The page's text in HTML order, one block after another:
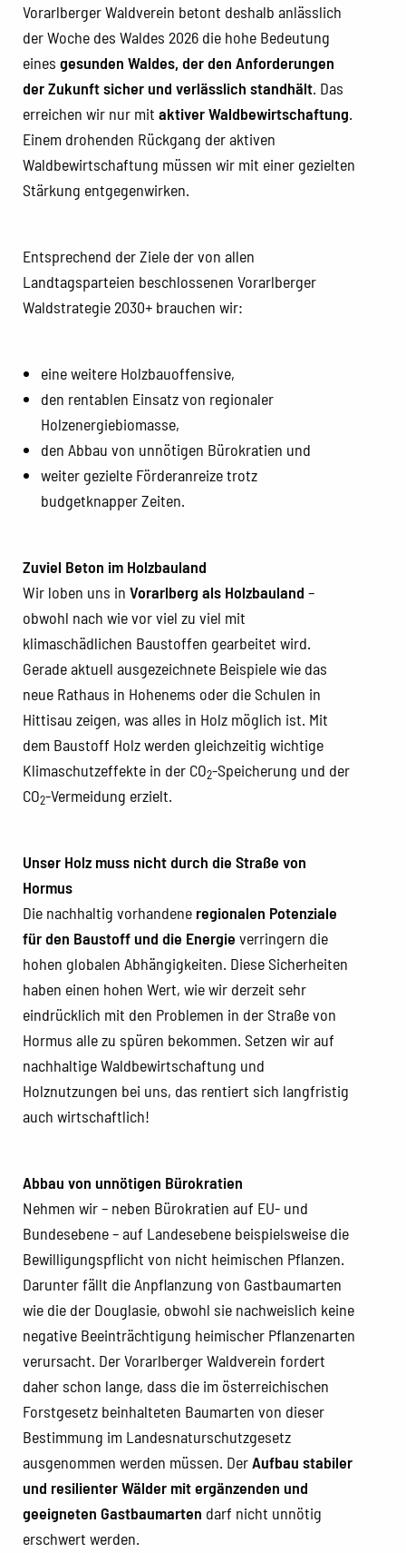
Vorarlberger Waldverein betont deshalb anlässlich
der Woche des Waldes 2026 die hohe Bedeutung
eines gesunden Waldes, der den Anforderungen
der Zukunft sicher und verlässlich standhält. Das
erreichen wir nur mit aktiver Waldbewirtschaftung.
Einem drohenden Rückgang der aktiven
Waldbewirtschaftung müssen wir mit einer gezielten
Stärkung entgegenwirken.
Entsprechend der Ziele der von allen
Landtagsparteien beschlossenen Vorarlberger
Waldstrategie 2030+ brauchen wir:
eine weitere Holzbauoffensive,
den rentablen Einsatz von regionaler
Holzenergiebiomasse,
den Abbau von unnötigen Bürokratien und
weiter gezielte Förderanreize trotz
budgetknapper Zeiten.
Zuviel Beton im Holzbauland
Wir loben uns in Vorarlberg als Holzbauland –
obwohl nach wie vor viel zu viel mit
klimaschädlichen Baustoffen gearbeitet wird.
Gerade aktuell ausgezeichnete Beispiele wie das
neue Rathaus in Hohenems oder die Schulen in
Hittisau zeigen, was alles in Holz möglich ist. Mit
dem Baustoff Holz werden gleichzeitig wichtige
Klimaschutzeffekte in der CO2-Speicherung und der
CO2-Vermeidung erzielt.
Unser Holz muss nicht durch die Straße von
Hormus
Die nachhaltig vorhandene regionalen Potenziale
für den Baustoff und die Energie verringern die
hohen globalen Abhängigkeiten. Diese Sicherheiten
haben einen hohen Wert, wie wir derzeit sehr
eindrücklich mit den Problemen in der Straße von
Hormus alle zu spüren bekommen. Setzen wir auf
nachhaltige Waldbewirtschaftung und
Holznutzungen bei uns, das rentiert sich langfristig
auch wirtschaftlich!
Abbau von unnötigen Bürokratien
Nehmen wir – neben Bürokratien auf EU- und
Bundesebene – auf Landesebene beispielsweise die
Bewilligungspflicht von nicht heimischen Pflanzen.
Darunter fällt die Anpflanzung von Gastbaumarten
wie die der Douglasie, obwohl sie nachweislich keine
negative Beeinträchtigung heimischer Pflanzenarten
verursacht. Der Vorarlberger Waldverein fordert
daher schon lange, dass die im österreichischen
Forstgesetz beinhalteten Baumarten von dieser
Bestimmung im Landesnaturschutzgesetz
ausgenommen werden müssen. DerAufbau stabiler
und resilienter Wälder mit ergänzenden und
geeigneten Gastbaumarten darf nicht unnötig
erschwert werden.